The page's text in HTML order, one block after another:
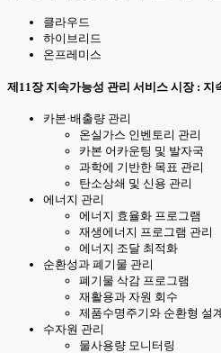
클라우드
하이브리드
온프레미스
제11장 지속가능성 관리 서비스 시장 : 지
카본·배출량 관리
온실가스 인벤토리 관리
카본 어카운팅 및 발자국
과학에 기반한 목표 관리
탄소상쇄 및 신용 관리
에너지 관리
에너지 효율화 프로그램
재생에너지 프로그램 관리
에너지 조달 최적화
순환성과 폐기물 관리
폐기물 삭감 프로그램
재활용과 자원 회수
제품수명주기와 순환형 설
수자원 관리
물사용량 모니터링